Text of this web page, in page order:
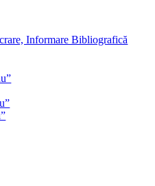
Informare Bibliografică